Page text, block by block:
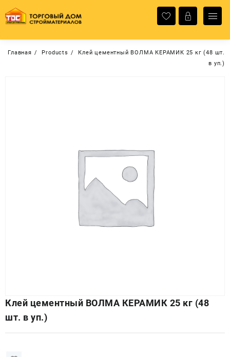
содержимому
Главная Products
Клей цементный ВОЛМА КЕРАМИК 25 кг (48 шт.
в уп.)
Клей цементный ВОЛМА КЕРАМИК 25 кг (48
шт. в уп.)